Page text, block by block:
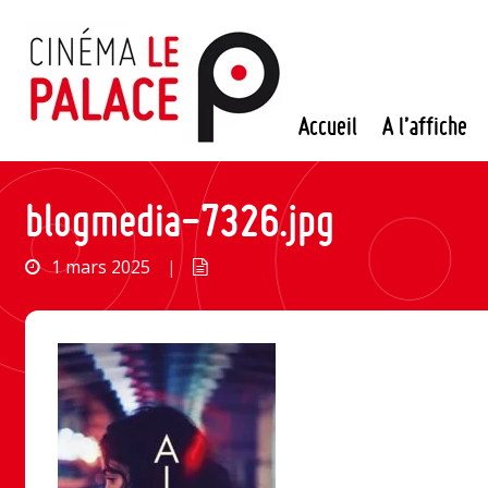
contenu
Accueil A l’affiche
blogmedia-7326.jpg
1 mars 2025 |